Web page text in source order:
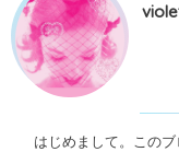
はじめまして。この